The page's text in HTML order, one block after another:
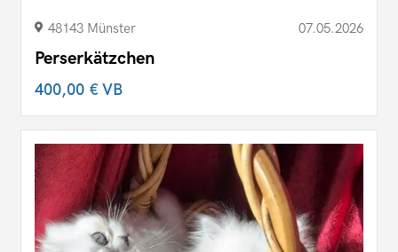
48143 Münster 07.05.2026
Perserkätzchen
400,00 €VB